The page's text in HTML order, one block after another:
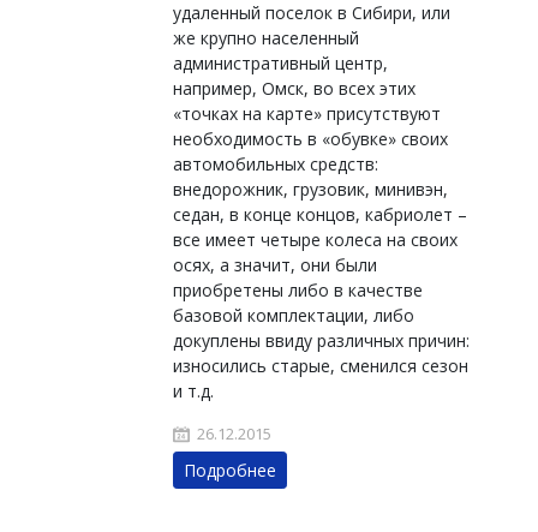
удаленный поселок в Сибири, или
же крупно населенный
административный центр,
например, Омск, во всех этих
«точках на карте» присутствуют
необходимость в «обувке» своих
автомобильных средств:
внедорожник, грузовик, минивэн,
седан, в конце концов, кабриолет –
все имеет четыре колеса на своих
осях, а значит, они были
приобретены либо в качестве
базовой комплектации, либо
докуплены ввиду различных причин:
износились старые, сменился сезон
и т.д.
26.12.2015
Подробнее